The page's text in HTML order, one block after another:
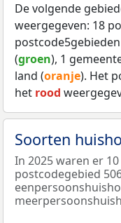
De volgende
weergegeven: 18
(groen), 1
land (oranje). Het
het rood
Soorten
In 2025 waren er
postcodegebied